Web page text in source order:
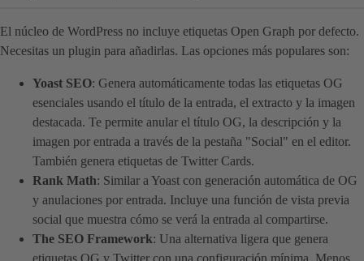
El núcleo de WordPress no incluye etiquetas Open Graph por defecto.
Necesitas un plugin para añadirlas. Las opciones más populares son:
Yoast SEO: Genera automáticamente todas las etiquetas OG
esenciales usando el título de la entrada, el extracto y la imagen
destacada. Te permite anular el título OG, la descripción y la
imagen por entrada a través de la pestaña "Social" en el editor.
También genera etiquetas de Twitter Cards.
Rank Math: Similar a Yoast con generación automática de OG
y anulaciones por entrada. Incluye una función de vista previa
social que muestra cómo se verá la entrada al compartirse.
The SEO Framework: Una alternativa ligera que genera